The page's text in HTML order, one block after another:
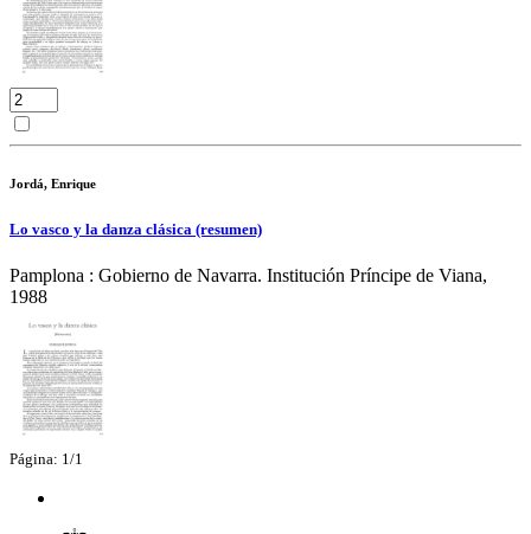
Jordá, Enrique
Lo vasco y la danza clásica (resumen)
Pamplona : Gobierno de Navarra. Institución Príncipe de Viana,
1988
Página: 1/1